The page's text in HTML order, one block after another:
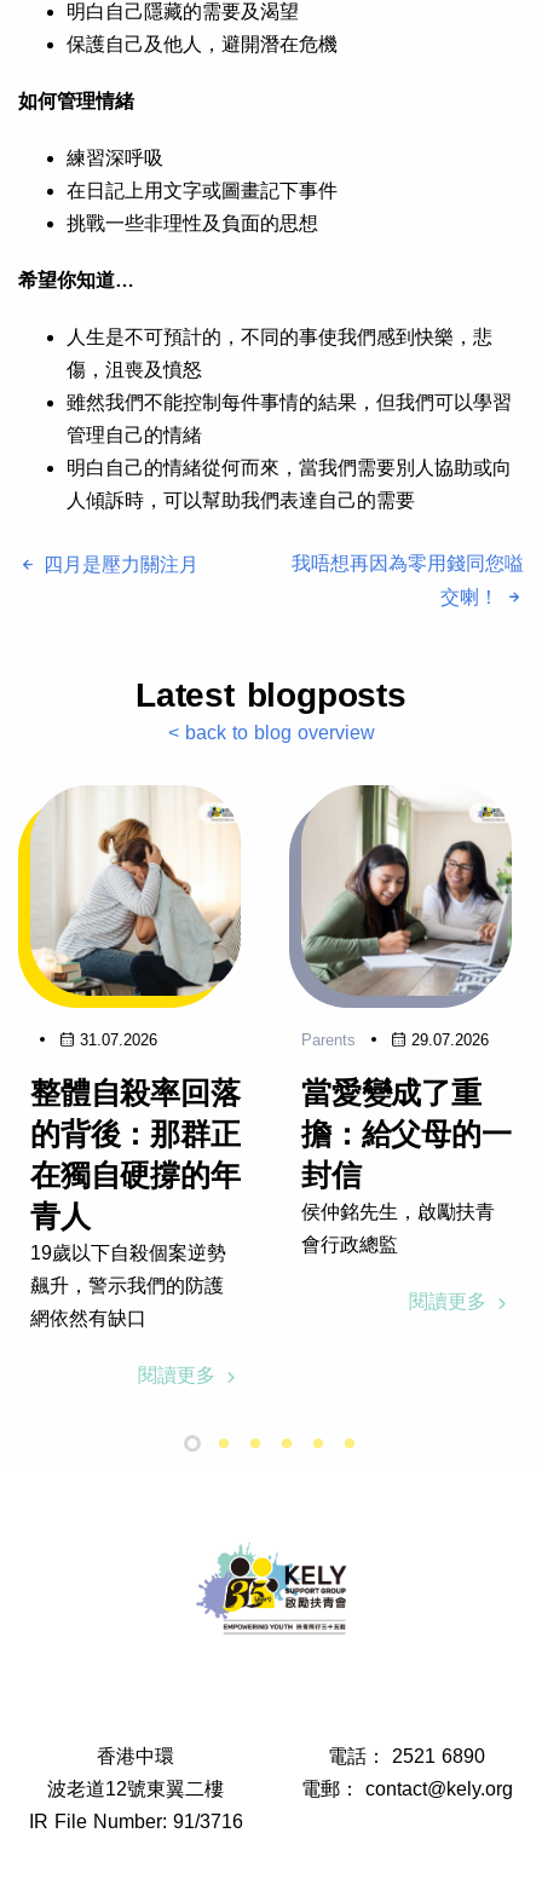
明白自己隱藏的需要及渴望
保護自己及他人，避開潛在危機
如何管理情緒
練習深呼吸
在日記上用文字或圖畫記下事件
挑戰一些非理性及負面的思想
希望你知道…
人生是不可預計的，不同的事使我們感到快樂，悲
傷，沮喪及憤怒
雖然我們不能控制每件事情的結果，但我們可以學習
管理自己的情緒
明白自己的情緒從何而來，當我們需要別人協助或向
人傾訴時，可以幫助我們表達自己的需要
四月是壓力關注月
我唔想再因為零用錢同您嗌
交喇！
Latest blogposts
< back to blog overview
31.07.2026
整體自殺率回落
的背後：那群正
在獨自硬撐的年
青人
19歲以下自殺個案逆勢
飆升，警示我們的防護
網依然有缺口
閱讀更多
Parents 29.07.2026
當愛變成了重
擔：給父母的一
封信
侯仲銘先生，啟勵扶青
會行政總監
閱讀更多
香港中環
波老道12號東翼二樓
IR File Number: 91/3716
電話： 2521 6890
電郵： contact@kely.org